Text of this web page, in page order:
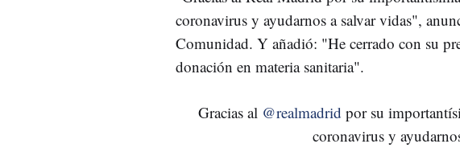
coronavirus y ayudarnos a salvar vidas",
Comunidad. Y añadió: "He cerrado con su
donación en materia sanitaria".
Gracias al @realmadrid por su
coronavirus y